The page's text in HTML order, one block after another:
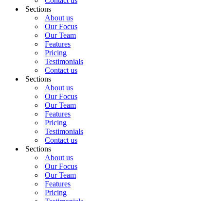
Sections
About us
Our Focus
Our Team
Features
Pricing
Testimonials
Contact us
Sections
About us
Our Focus
Our Team
Features
Pricing
Testimonials
Contact us
Sections
About us
Our Focus
Our Team
Features
Pricing